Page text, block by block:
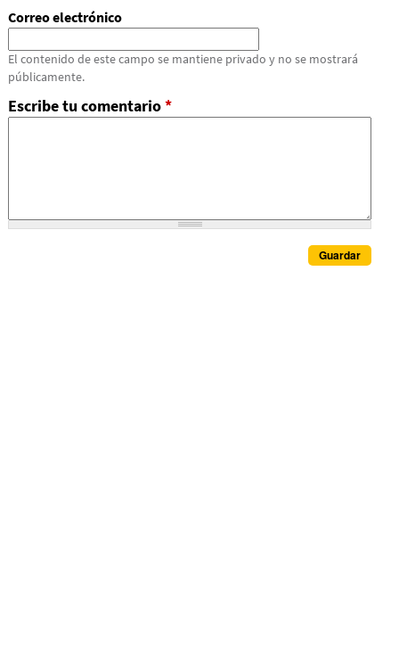
Correo electrónico
El contenido de este campo se mantiene privado y no se mostrará
públicamente.
Escribe tu comentario*